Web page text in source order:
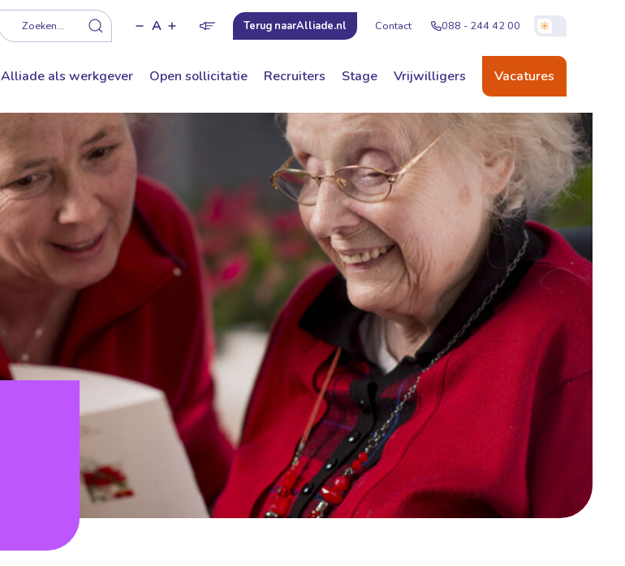
Zoeken... A Terug naarAlliade.nl Contact 088 - 244 42 00
Alliade als werkgever Open sollicitatie Recruiters Stage Vrijwilligers Vacatures